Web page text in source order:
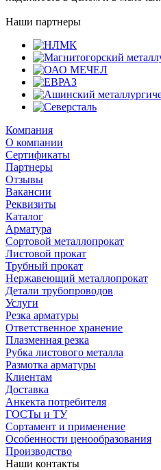
Наши партнеры
Компания
О компании
Сертификаты
Партнеры
Отзывы
Вакансии
Реквизиты
Каталог
Арматура
Сортовой металлопрокат
Листовой прокат
Трубный прокат
Нержавеющий металлопрокат
Детали трубопроводов
Услуги
Резка арматуры
Ответственное хранение
Плазменная резка
Рубка листового металла
Размотка арматуры
Клиентам
Доставка
Анкекта потребителя
ГОСТы и ТУ
Сортамент и применение
Особенности ценообразования
Производство
Наши контакты